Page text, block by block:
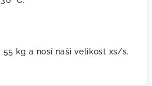
55 kg a nosí naši velikost xs/s.